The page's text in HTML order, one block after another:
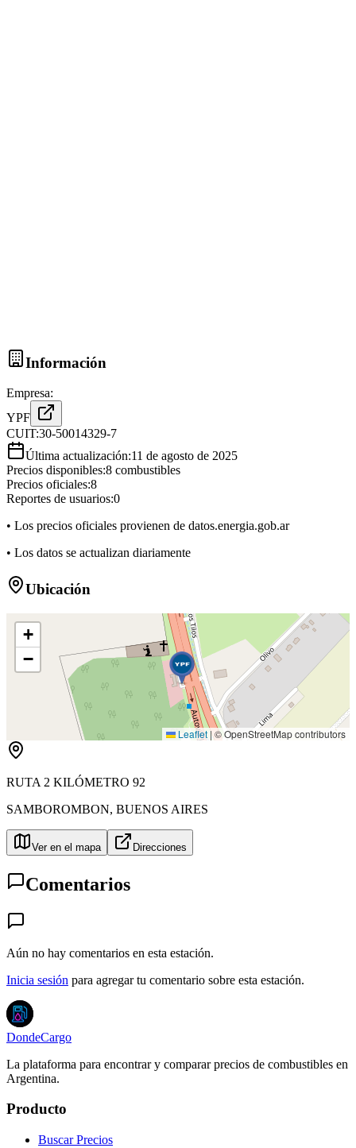
Información
Empresa:
YPF
CUIT:30-50014329-7
Última actualización:11 de agosto de 2025
Precios disponibles:8 combustibles
Precios oficiales:8
Reportes de usuarios:0
• Los precios oficiales provienen de datos.energia.gob.ar
• Los datos se actualizan diariamente
Ubicación
+
−
Leaflet|© OpenStreetMap contributors
RUTA 2 KILÓMETRO 92
SAMBOROMBON, BUENOS AIRES
Ver en el mapa Direcciones
Comentarios
Aún no hay comentarios en esta estación.
Inicia sesión para agregar tu comentario sobre esta estación.
DondeCargo
La plataforma para encontrar y comparar precios de combustibles en
Argentina.
Producto
Buscar Precios